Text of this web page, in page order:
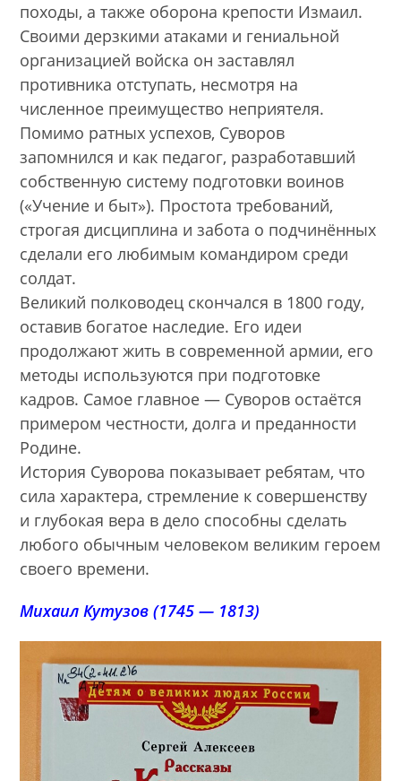
походы, а также оборона крепости Измаил.
Своими дерзкими атаками и гениальной
организацией войска он заставлял
противника отступать, несмотря на
численное преимущество неприятеля.
Помимо ратных успехов, Суворов
запомнился и как педагог, разработавший
собственную систему подготовки воинов
(«Учение и быт»). Простота требований,
строгая дисциплина и забота о подчинённых
сделали его любимым командиром среди
солдат.
Великий полководец скончался в 1800 году,
оставив богатое наследие. Его идеи
продолжают жить в современной армии, его
методы используются при подготовке
кадров. Самое главное — Суворов остаётся
примером честности, долга и преданности
Родине.
История Суворова показывает ребятам, что
сила характера, стремление к совершенству
и глубокая вера в дело способны сделать
любого обычным человеком великим героем
своего времени.
Михаил Кутузов (1745 — 1813)